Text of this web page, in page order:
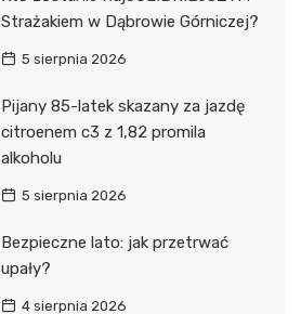
Strażakiem w Dąbrowie Górniczej?
5 sierpnia 2026
Pijany 85-latek skazany za jazdę
citroenem c3 z 1,82 promila
alkoholu
5 sierpnia 2026
Bezpieczne lato: jak przetrwać
upały?
4 sierpnia 2026